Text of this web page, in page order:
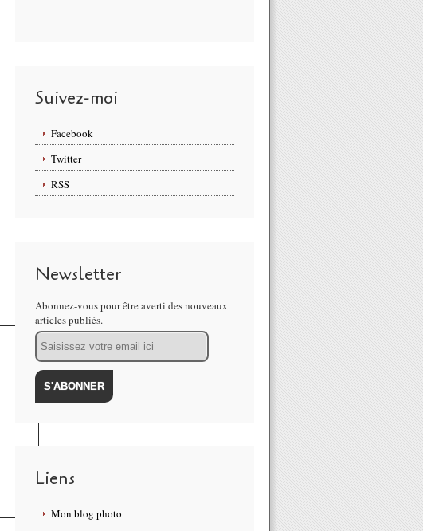
Suivez-moi
Facebook
Twitter
RSS
Newsletter
Abonnez-vous pour être averti des nouveaux
articles publiés.
Email
Liens
Mon blog photo